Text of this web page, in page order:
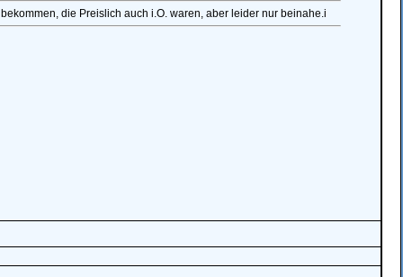
die Preislich auch i.O. waren, aber leider nur beinahe.i